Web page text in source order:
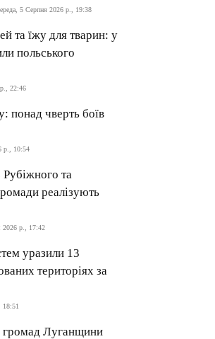
5 Серпня 2026 р., 19:38
та їжу для тварин: у
польського
22:46
понад чверть боїв
р., 10:54
Рубіжного та
реалізують
2026 р., 17:42
уразили 13
територіях за
18:51
Луганщини